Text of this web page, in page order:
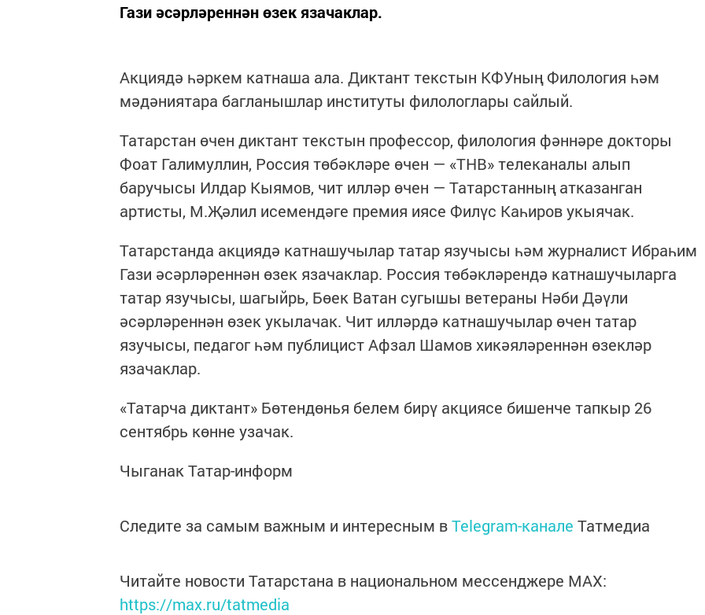
Гази әсәрләреннән өзек язачаклар.
Акциядә һәркем катнаша ала. Диктант текстын КФУның Филология һәм
мәдәниятара багланышлар институты филологлары сайлый.
Татарстан өчен диктант текстын профессор, филология фәннәре докторы
Фоат Галимуллин, Россия төбәкләре өчен — «ТНВ» телеканалы алып
баручысы Илдар Кыямов, чит илләр өчен — Татарстанның атказанган
артисты, М.Җәлил исемендәге премия иясе Филүс Каһиров укыячак.
Татарстанда акциядә катнашучылар татар язучысы һәм журналист Ибраһим
Гази әсәрләреннән өзек язачаклар. Россия төбәкләрендә катнашучыларга
татар язучысы, шагыйрь, Бөек Ватан сугышы ветераны Нәби Дәүли
әсәрләреннән өзек укылачак. Чит илләрдә катнашучылар өчен татар
язучысы, педагог һәм публицист Афзал Шамов хикәяләреннән өзекләр
язачаклар.
«Татарча диктант» Бөтендөнья белем бирү акциясе бишенче тапкыр 26
сентябрь көнне узачак.
Чыганак Татар-информ
Следите за самым важным и интересным вTelegram-канале Татмедиа
Читайте новости Татарстана в национальном мессенджере MАХ:
https://max.ru/tatmedia